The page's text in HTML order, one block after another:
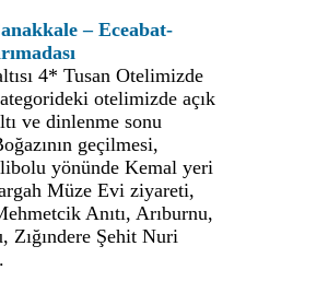
– Eceabat-
4* Tusan Otelimizde
otelimizde açık
ve dinlenme sonu
geçilmesi,
yönünde Kemal yeri
Müze Evi ziyareti,
Anıtı, Arıburnu,
Zığındere Şehit Nuri